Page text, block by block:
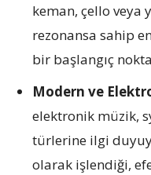
keman, çello
rezonansa sahip
bir başlangıç
Modern ve
elektronik müzik,
türlerine ilgi
olarak işlendiği,